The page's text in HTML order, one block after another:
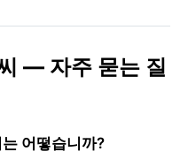
— 자주 묻는 질
어떻습니까?